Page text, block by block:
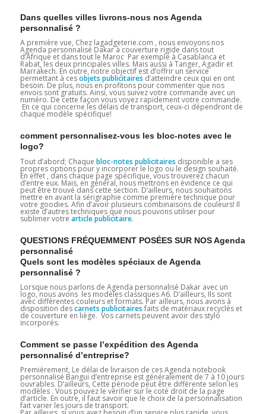
Dans quelles villes livrons-nous nos Agenda
personnalisé ?
A première vue, Chez lagadgeterie.com , nous envoyons nos
Agenda personnalisé Dakar à couverture rigide dans tout
d’Afrique et dans tout le Maroc Par exemple à Casablanca et
Rabat, les deux principales villes. Mais aussi à Tanger, Agadir et
Marrakech. En outre, notre objectif est d’offrir un service
permettant à cesobjets publicitaires d’atteindre ceux qui en ont
besoin. De plus, nous en profitons pour commenter que nos
envois sont gratuits. Ainsi, vous suivez votre commande avec un
numéro. De cette façon vous voyez rapidement votre commande.
En ce qui concerne les délais de transport, ceux-ci dépendront de
chaque modèle spécifique!
comment personnalisez-vous les bloc-notes avec le
logo?
Tout d’abord; Chaque bloc-notes publicitaires disponible a ses
propres options pour y incorporer le logo ou le design souhaité.
En effet , dans chaque page spécifique, vous trouverez chacun
d’entre eux. Mais, en général, nous mettrons en évidence ce qui
peut être trouvé dans cette section. D’ailleurs, nous souhaitons
mettre en avant la sérigraphie comme première technique pour
votre goodies. Afin d’avoir plusieurs combinaisons de couleurs! Il
existe d’autres techniques que nous pouvons utiliser pour
sublimer votre article publicitaire.
QUESTIONS FRÉQUEMMENT POSÉES SUR NOS Agenda
personnalisé
Quels sont les modèles spéciaux de Agenda
personnalisé ?
Lorsque nous parlons de Agenda personnalisé Dakar avec un
logo, nous avons les modèles classiques A6. D’ailleurs, Ils sont
avec différentes couleurs et formats. Par ailleurs, nous avons à
disposition descarnets publicitaires faits de matériaux recyclés et
de couverture en liège. Vos carnets peuvent avoir des stylo
incorporés.
Comment se passe l’expédition des Agenda
personnalisé d’entreprise?
Premièrement, Le délai de livraison de ces Agenda notebook
personnalisé Bangui d’entreprise est généralement de 7 à 10 jours
ouvrables. D’ailleurs, Cette période peut être différente selon les
modèles . Vous pouvez le vérifier sur le coté droit de la page
d’article. En outre, il faut savoir que le choix de la personnalisation
fait varier les jours de transport.